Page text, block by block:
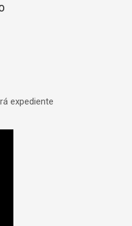
expediente